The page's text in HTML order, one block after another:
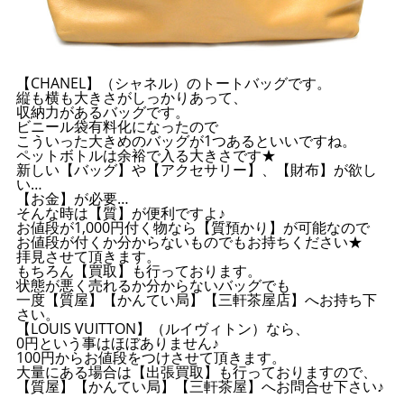
【CHANEL】（シャネル）のトートバッグです。
縦も横も大きさがしっかりあって、
収納力があるバッグです。
ビニール袋有料化になったので
こういった大きめのバッグが1つあるといいですね。
ペットボトルは余裕で入る大きさです★
新しい【バッグ】や【アクセサリー】、【財布】が欲し
い…
【お金】が必要…
そんな時は【質】が便利ですよ♪
お値段が1,000円付く物なら【質預かり】が可能なので
お値段が付くか分からないものでもお持ちください★
拝見させて頂きます。
もちろん【買取】も行っております。
状態が悪く売れるか分からないバッグでも
一度【質屋】【かんてい局】【三軒茶屋店】へお持ち下
さい。
【LOUIS VUITTON】（ルイヴィトン）なら、
0円という事はほぼありません♪
100円からお値段をつけさせて頂きます。
大量にある場合は【出張買取】も行っておりますので、
【質屋】【かんてい局】【三軒茶屋】へお問合せ下さい♪